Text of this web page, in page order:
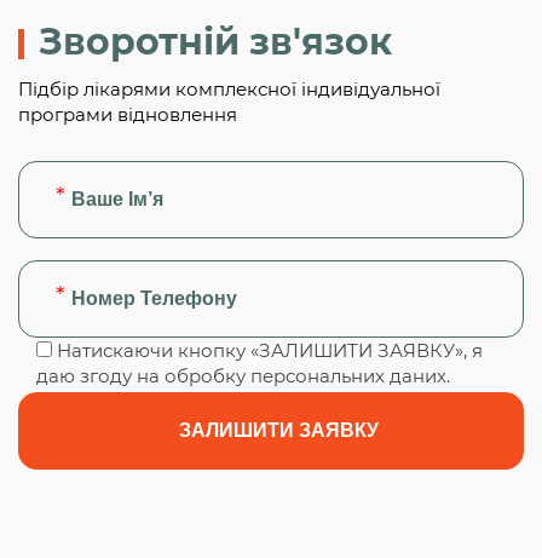
Зворотній зв'язок
Підбір лікарями комплексної індивідуальної
програми відновлення
Натискаючи кнопку «ЗАЛИШИТИ ЗАЯВКУ», я
даю згоду на обробку персональних даних.